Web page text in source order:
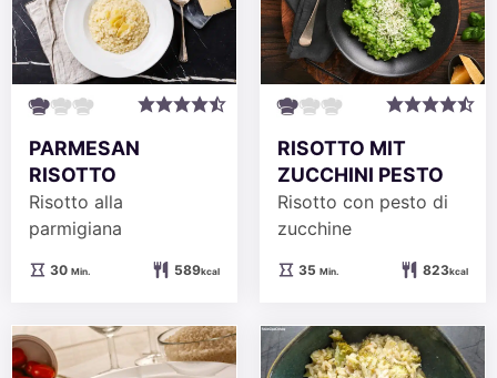
PARMESAN
RISOTTO
Risotto alla
parmigiana
30Minuten
Min. 589kcal
RISOTTO MIT
ZUCCHINI PESTO
Risotto con pesto di
zucchine
35Minuten
Min. 823kcal